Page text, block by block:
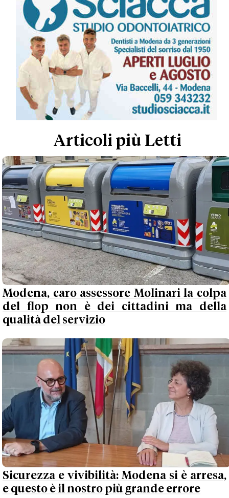
Articoli più Letti
Modena, caro assessore Molinari la colpa
del flop non è dei cittadini ma della
qualità del servizio
Sicurezza e vivibilità: Modena si è arresa,
e questo è il nostro più grande errore